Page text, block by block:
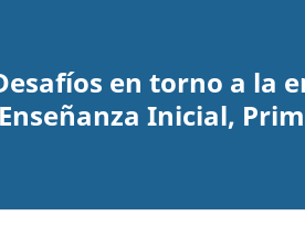
en torno a la
Inicial,